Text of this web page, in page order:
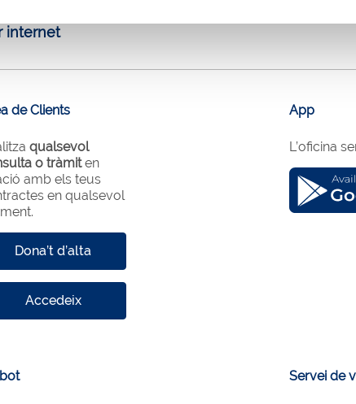
internet
de Clients
qualsevol
o tràmiten
amb els teus
en qualsevol
Dona’t d’alta
Accedeix
App
L’oficina
Servei de